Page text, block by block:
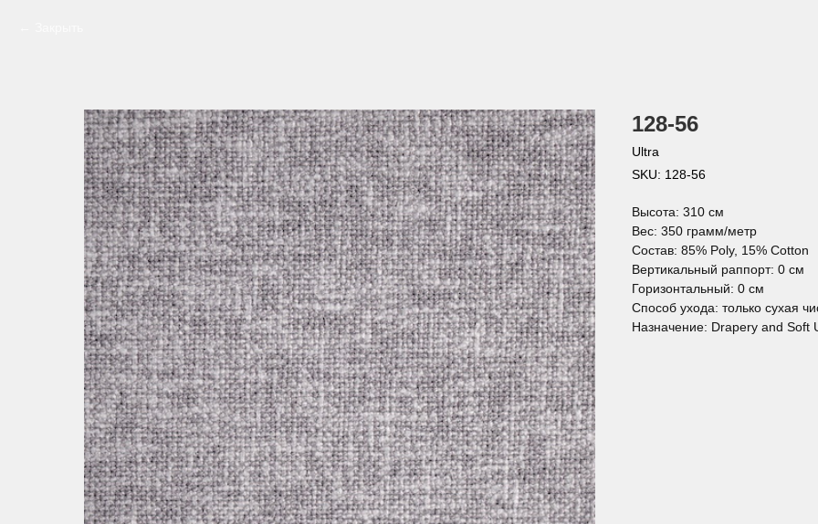
128-56
Ultra
SKU: 128-56
Высота: 310 см
Вес: 350 грамм/метр
Состав: 85% Poly, 15% Cotton
Вертикальный раппорт: 0 см
Горизонтальный: 0 см
Способ ухода: только сухая
Назначение: Drapery and Soft